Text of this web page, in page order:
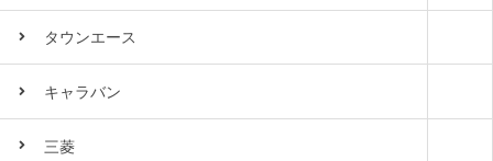
タウンエース
キャラバン
三菱